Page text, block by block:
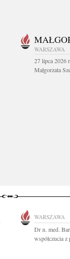
WARSZAWA
27 lipca 2026
Małgorzata
WARSZAWA
Dr n. med.
współczucia